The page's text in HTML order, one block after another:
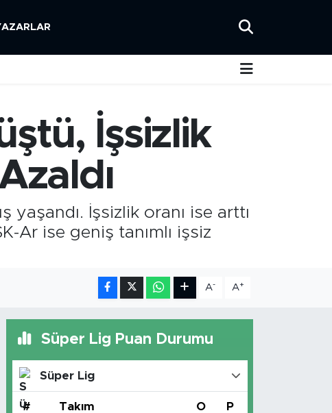
İşsizlik
İşsizlik oranı ise arttı
Ar ise geniş tanımlı işsiz
A- A+
Süper Lig Puan Durumu
Süper Lig
# Takım O P